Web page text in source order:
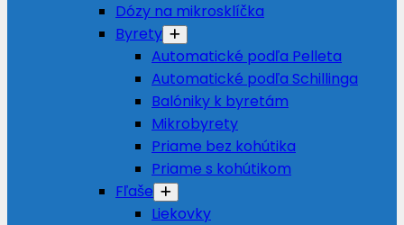
Dózy na mikrosklíčka
Byrety
Automatické podľa Pelleta
Automatické podľa Schillinga
Balóniky k byretám
Mikrobyrety
Priame bez kohútika
Priame s kohútikom
Fľaše
Liekovky